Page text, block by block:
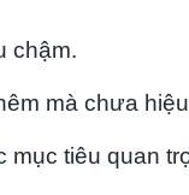
chậm.
mà chưa
mục tiêu quan